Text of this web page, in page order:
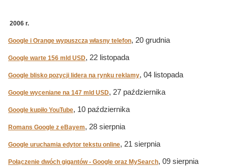
2006 r.
Google i Orange wypuszczą własny telefon, 20 grudnia
Google warte 156 mld USD, 22 listopada
Google blisko pozycji lidera na rynku reklamy, 04 listopada
Google wyceniane na 147 mld USD, 27 października
Google kupiło YouTube, 10 października
Romans Google z eBayem, 28 sierpnia
Google uruchamia edytor tekstu online, 21 sierpnia
Połączenie dwóch gigantów - Google oraz MySearch, 09 sierpnia